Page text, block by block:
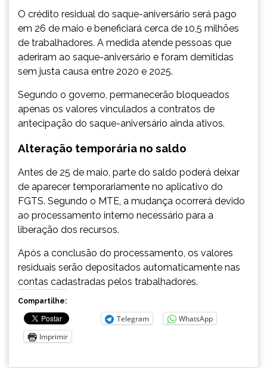
O crédito residual do saque-aniversário será pago
em 26 de maio e beneficiará cerca de 10,5 milhões
de trabalhadores. A medida atende pessoas que
aderiram ao saque-aniversário e foram demitidas
sem justa causa entre 2020 e 2025.
Segundo o governo, permanecerão bloqueados
apenas os valores vinculados a contratos de
antecipação do saque-aniversário ainda ativos.
Alteração temporária no saldo
Antes de 25 de maio, parte do saldo poderá deixar
de aparecer temporariamente no aplicativo do
FGTS. Segundo o MTE, a mudança ocorrerá devido
ao processamento interno necessário para a
liberação dos recursos.
Após a conclusão do processamento, os valores
residuais serão depositados automaticamente nas
contas cadastradas pelos trabalhadores.
Compartilhe:
Telegram
WhatsApp
Imprimir